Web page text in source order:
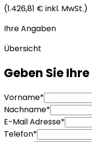
(1.426,81 € inkl. MwSt.)
Ihre Angaben
Übersicht
Geben Sie Ihre
Vorname*
Nachname*
E-Mail Adresse*
Telefon*